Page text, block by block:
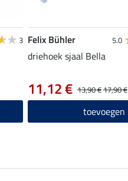
3 Felix Bühler 5.0
driehoek sjaal Bella
13,90 €17,90 €
11,12 €
toevoegen